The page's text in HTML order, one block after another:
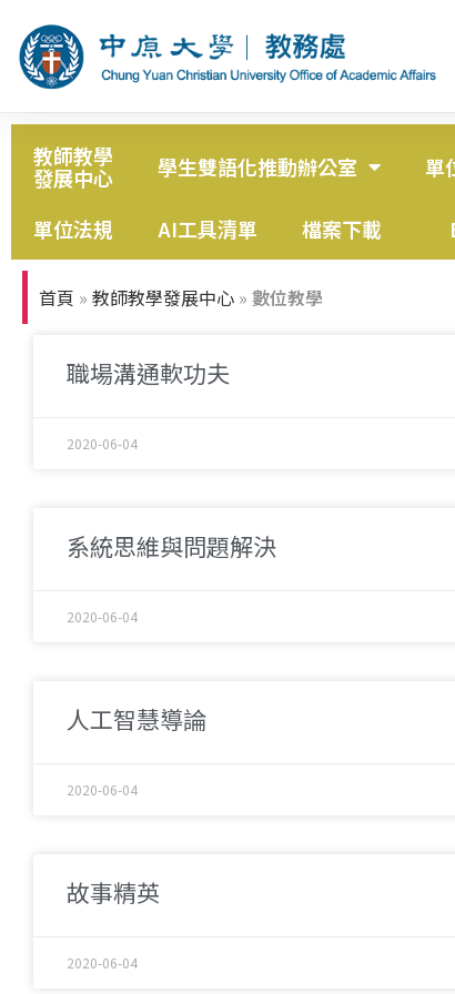
教師教學
發展中心 學生雙語化推動辦公室 單
單位法規 AI工具清單 檔案下載
首頁 » 教師教學發展中心 » 數位教學
職場溝通軟功夫
2020-06-04
系統思維與問題解決
2020-06-04
人工智慧導論
2020-06-04
故事精英
2020-06-04